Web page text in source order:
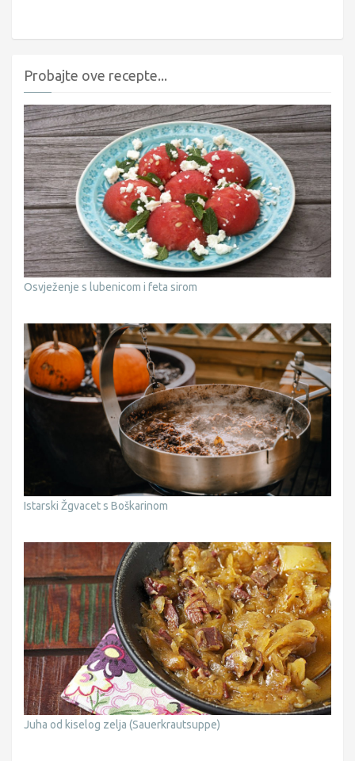
Probajte ove recepte...
Osvježenje s lubenicom i feta sirom
Istarski Žgvacet s Boškarinom
Juha od kiselog zelja (Sauerkrautsuppe)